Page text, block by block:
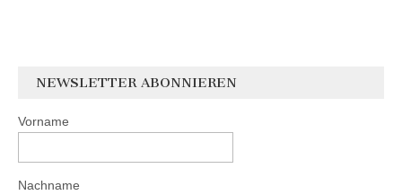
NEWSLETTER ABONNIEREN
Vorname
Nachname